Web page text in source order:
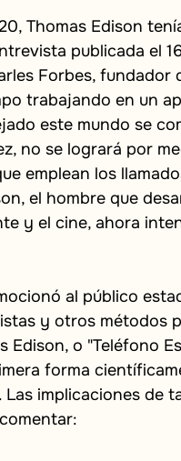
Thomas Edison
publicada el
Forbes, fundador
trabajando en un
este mundo se
no se logrará por
emplean los
el hombre que
y el cine, ahora
al público
y otros métodos
Edison, o "Teléfono
forma
implicaciones de